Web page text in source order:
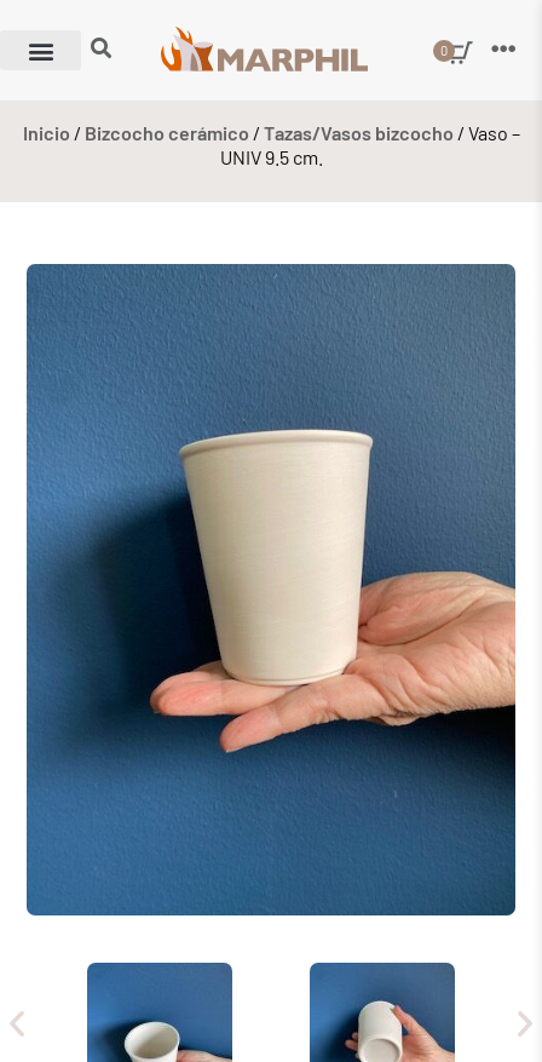
0
Inicio / Bizcocho cerámico / Tazas/Vasos bizcocho / Vaso –
UNIV 9.5 cm.